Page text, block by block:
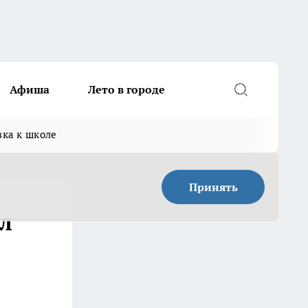
Афиша Лето в городе
к школе
Принять